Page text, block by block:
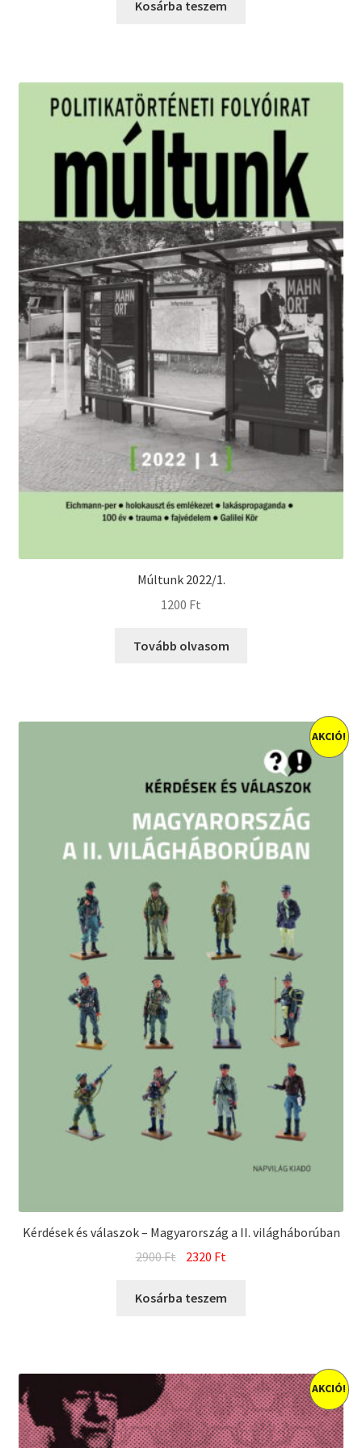
was:
is:
Kosárba teszem
Múltunk 2022/1.
1200 Ft
Tovább olvasom
Kérdések és válaszok – Magyarország a II. világháborúban
AKCIÓ!
2900Ft Original
was:
2320 Ft
is:
Kosárba teszem
AKCIÓ!